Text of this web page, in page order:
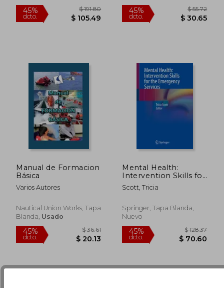
dcto. $ 174.71 dcto.
Manual de Formacion
Básica
Varios Autores
Nautical Union Works, Tapa
Blanda, Usado
Mental Health:
Intervention Skills for
the Emergency
Services (en Inglés)
Scott, Tricia
Springer, Tapa Blanda,
Nuevo